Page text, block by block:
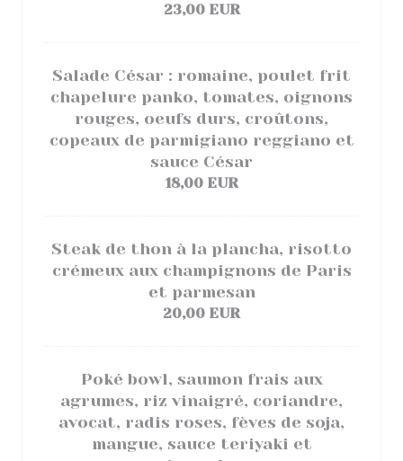
23,00 EUR
Salade César : romaine, poulet frit
chapelure panko, tomates, oignons
rouges, oeufs durs, croûtons,
copeaux de parmigiano reggiano et
sauce César
18,00 EUR
Steak de thon à la plancha, risotto
crémeux aux champignons de Paris
et parmesan
20,00 EUR
Poké bowl, saumon frais aux
agrumes, riz vinaigré, coriandre,
avocat, radis roses, fèves de soja,
mangue, sauce teriyaki et